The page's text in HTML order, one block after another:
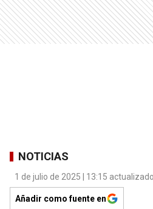
NOTICIAS
1 de julio de 2025 | 13:15
Añadir como fuente en